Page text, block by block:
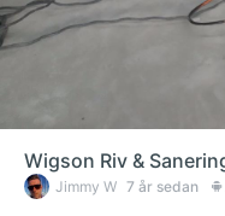
Wigson Riv &
Jimmy W 7 år sedan